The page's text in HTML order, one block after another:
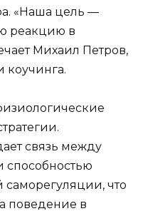
«Наша цель —
реакцию в
Михаил Петров,
связь между
способностью
что
поведение в